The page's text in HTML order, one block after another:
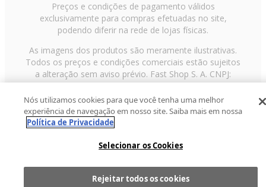
Preços e condições de pagamento válidos
exclusivamente para compras efetuadas no site,
podendo diferir na rede de lojas físicas.
As imagens dos produtos são meramente ilustrativas.
Todos os preços e condições comerciais estão sujeitos
a alteração sem aviso prévio. Fast Shop S. A. CNPJ:
43.708.379/0001-00
Avenida Zaki Narchi, nº 1650, sobreloja, Carandiru, São
Paulo/SP, CEP 02029-001, Telefone: 11 3003-3728 ©
2013 Fast Shop - Todos os direitos reservados
Nós utilizamos cookies para que você tenha uma melhor
experiência de navegação em nosso site. Saiba mais em nossa
Política de Privacidade
Selecionar os Cookies
Rejeitar todos os cookies